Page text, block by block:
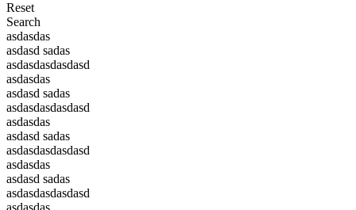
Reset
Search
asdasdas
asdasd sadas
asdasdasdasdasd
asdasdas
asdasd sadas
asdasdasdasdasd
asdasdas
asdasd sadas
asdasdasdasdasd
asdasdas
asdasd sadas
asdasdasdasdasd
asdasdas